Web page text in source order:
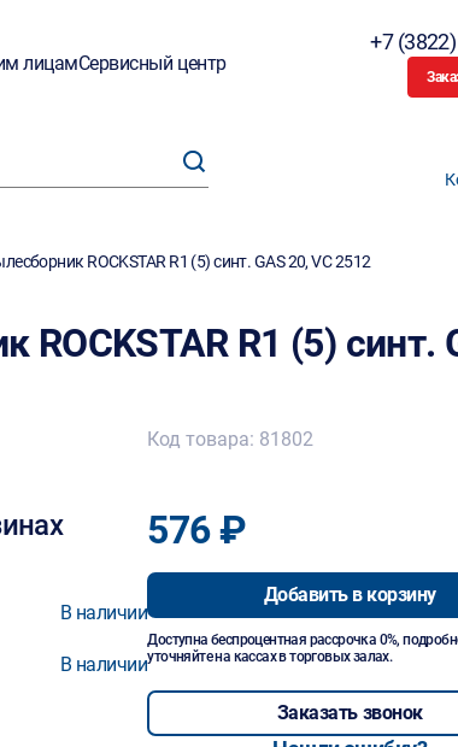
лицамСервисный центр
+7
ROCKSTAR R1 (5) синт. GАЅ 20, VС 2512
ROCKSTAR R1 (5) синт.
В наличии
В наличии
Код товара: 81802
576 ₽
Добавить в корзину
Доступна беспроцентная рассрочка 0%,
уточняйте на кассах в торговых залах.
Заказать звонок